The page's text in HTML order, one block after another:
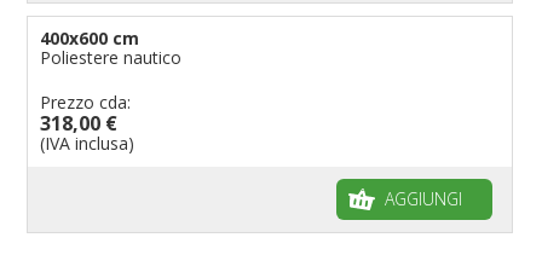
400x600 cm
Poliestere nautico
Prezzo cda:
318,00 €
(IVA inclusa)
AGGIUNGI